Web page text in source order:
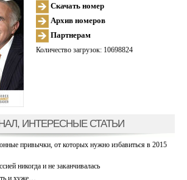
Скачать номер
Архив номеров
Партнерам
Количество загрузок: 10698824
ИНТЕРЕСНЫЕ СТАТЬИ
привычки, от которых нужно избавиться в 2015
никогда и не заканчивалась
и хуже…